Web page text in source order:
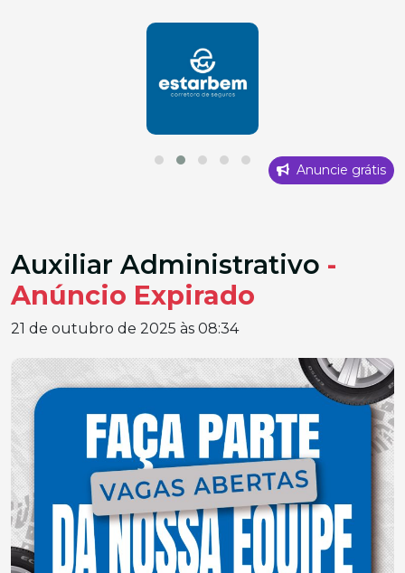
Anuncie grátis
Auxiliar Administrativo -
Anúncio Expirado
21 de outubro de 2025 às 08:34